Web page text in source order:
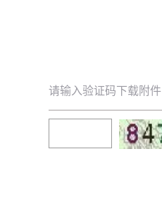
请输入验证码下载附件